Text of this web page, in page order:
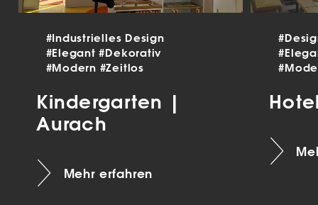
#Industrielles Design
#Elegant#Dekorativ
#Modern #Zeitlos
Kindergarten |
Aurach
Mehr erfahren